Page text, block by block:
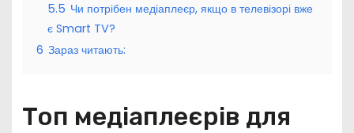
5.5 Чи потрібен медіаплеєр, якщо в телевізорі вже
є Smart TV?
6 Зараз читають:
Топ медіаплеєрів для